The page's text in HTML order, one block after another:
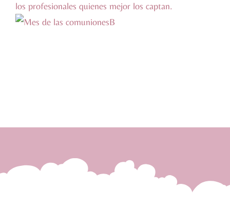
los profesionales quienes mejor los captan.